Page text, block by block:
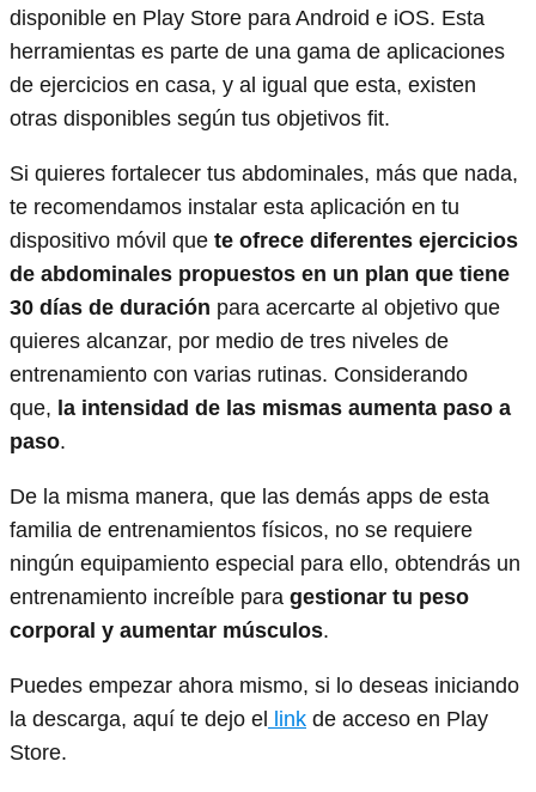
disponible en Play Store para Android e iOS. Esta
herramientas es parte de una gama de aplicaciones
de ejercicios en casa, y al igual que esta, existen
otras disponibles según tus objetivos fit.
Si quieres fortalecer tus abdominales, más que nada,
te recomendamos instalar esta aplicación en tu
dispositivo móvil que te ofrece diferentes ejercicios
de abdominales propuestos en un plan que tiene
30 días de duración para acercarte al objetivo que
quieres alcanzar, por medio de tres niveles de
entrenamiento con varias rutinas. Considerando
que, la intensidad de las mismas aumenta paso a
paso.
De la misma manera, que las demás apps de esta
familia de entrenamientos físicos, no se requiere
ningún equipamiento especial para ello, obtendrás un
entrenamiento increíble para gestionar tu peso
corporal y aumentar músculos.
Puedes empezar ahora mismo, si lo deseas iniciando
la descarga, aquí te dejo el
link de acceso en Play
Store.